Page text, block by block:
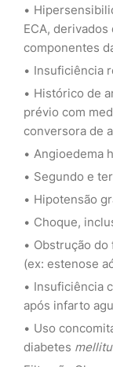
ECA,
componentes
Insuficiência
Histórico de
prévio com
conversora de
Angioedema
Segundo e
Hipotensão
Choque,
Obstrução
(ex: estenose
Insuficiência
após infarto
Uso
diabetes